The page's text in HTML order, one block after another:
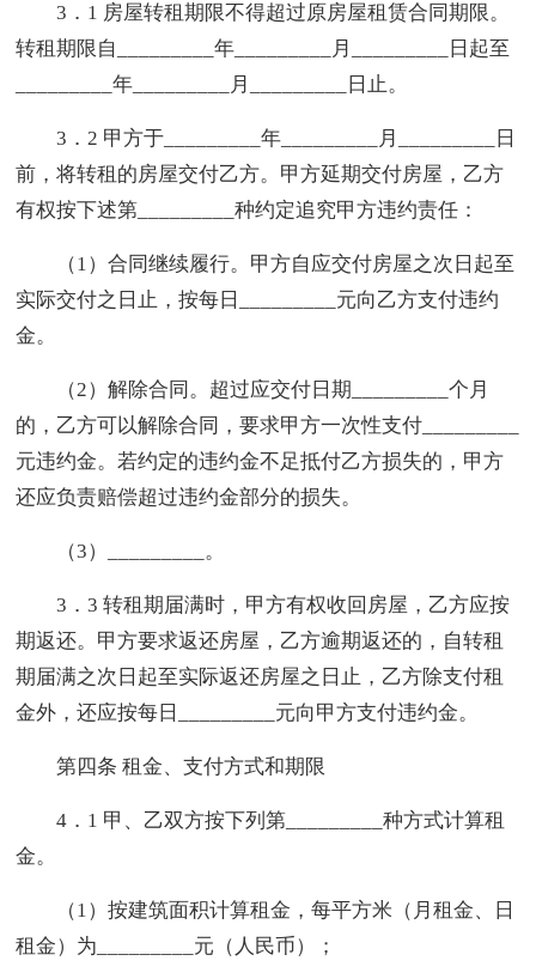
3．1 房屋转租期限不得超过原房屋租赁合同期限。
转租期限自_________年_________月_________日起至
_________年_________月_________日止。
3．2 甲方于_________年_________月_________日
前，将转租的房屋交付乙方。甲方延期交付房屋，乙方
有权按下述第_________种约定追究甲方违约责任：
（1）合同继续履行。甲方自应交付房屋之次日起至
实际交付之日止，按每日_________元向乙方支付违约
金。
（2）解除合同。超过应交付日期_________个月
的，乙方可以解除合同，要求甲方一次性支付_________
元违约金。若约定的违约金不足抵付乙方损失的，甲方
还应负责赔偿超过违约金部分的损失。
（3）_________。
3．3 转租期届满时，甲方有权收回房屋，乙方应按
期返还。甲方要求返还房屋，乙方逾期返还的，自转租
期届满之次日起至实际返还房屋之日止，乙方除支付租
金外，还应按每日_________元向甲方支付违约金。
第四条 租金、支付方式和期限
4．1 甲、乙双方按下列第_________种方式计算租
金。
（1）按建筑面积计算租金，每平方米（月租金、日
租金）为_________元（人民币）；